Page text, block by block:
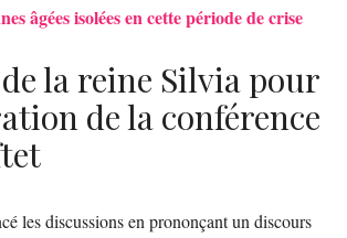
âgées isolées en cette période de crise
la reine Silvia pour
de la conférence
les discussions en prononçant un discours